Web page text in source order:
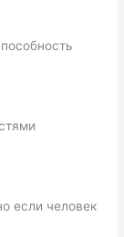
если человек